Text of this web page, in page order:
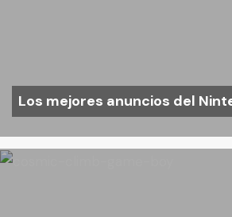
Los mejores anuncios del